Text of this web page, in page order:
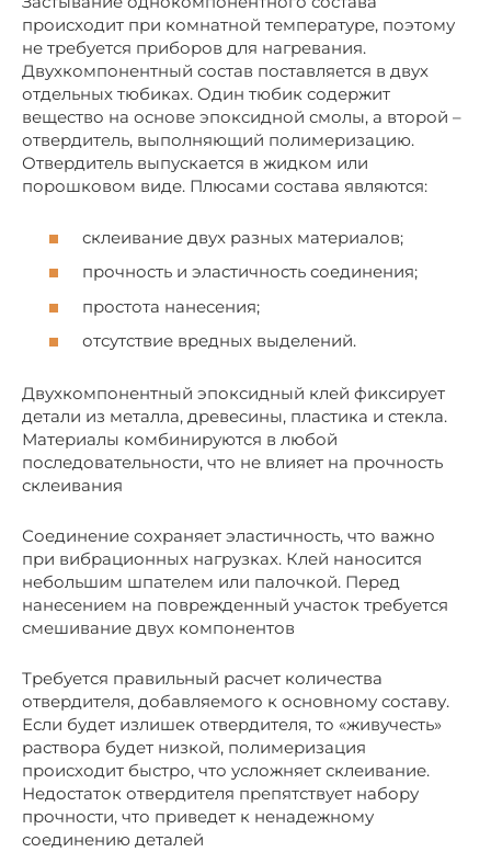
происходит при комнатной температуре, поэтому
не требуется приборов для нагревания.
Двухкомпонентный состав поставляется в двух
отдельных тюбиках. Один тюбик содержит
вещество на основе эпоксидной смолы, а второй –
отвердитель, выполняющий полимеризацию.
Отвердитель выпускается в жидком или
порошковом виде. Плюсами состава являются:
склеивание двух разных материалов;
прочность и эластичность соединения;
простота нанесения;
отсутствие вредных выделений.
Двухкомпонентный эпоксидный клей фиксирует
детали из металла, древесины, пластика и стекла.
Материалы комбинируются в любой
последовательности, что не влияет на прочность
склеивания
Соединение сохраняет эластичность, что важно
при вибрационных нагрузках. Клей наносится
небольшим шпателем или палочкой. Перед
нанесением на поврежденный участок требуется
смешивание двух компонентов
Требуется правильный расчет количества
отвердителя, добавляемого к основному составу.
Если будет излишек отвердителя, то «живучесть»
раствора будет низкой, полимеризация
происходит быстро, что усложняет склеивание.
Недостаток отвердителя препятствует набору
прочности, что приведет к ненадежному
соединению деталей